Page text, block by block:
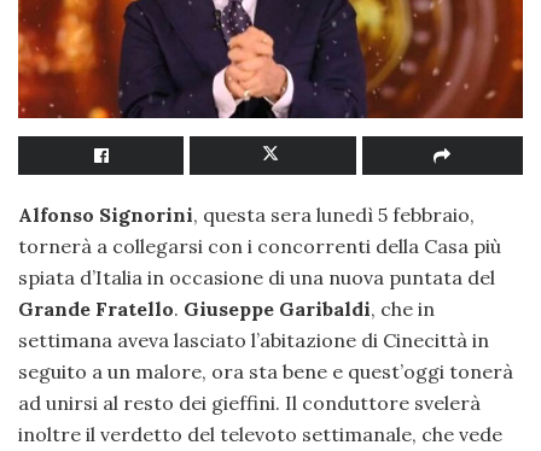
Alfonso Signorini, questa sera lunedì 5 febbraio,
tornerà a collegarsi con i concorrenti della Casa più
spiata d’Italia in occasione di una nuova puntata del
Grande Fratello. Giuseppe Garibaldi, che in
settimana aveva lasciato l’abitazione di Cinecittà in
seguito a un malore, ora sta bene e quest’oggi tonerà
ad unirsi al resto dei gieffini. Il conduttore svelerà
inoltre il verdetto del televoto settimanale, che vede